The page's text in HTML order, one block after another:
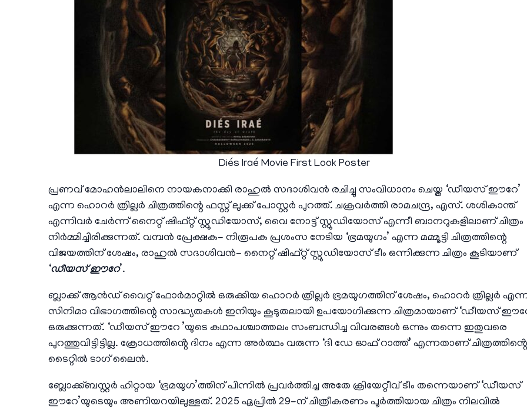
Diés Iraé Movie First Look Poster
പ്രണവ് മോഹൻലാലിനെ നായകനാക്കി രാഹുൽ സദാശിവൻ രചിച്ചു സംവിധാനം ചെയ്ത ‘ഡീയസ് ഈറേ’
എന്ന ഹൊറർ ത്രില്ലർ ചിത്രത്തിന്റെ ഫസ്റ്റ് ലുക്ക് പോസ്റ്റർ പുറത്ത്. ചക്രവർത്തി രാമചന്ദ്ര, എസ്. ശശികാന്ത്
എന്നിവർ ചേർന്ന് നൈറ്റ് ഷിഫ്റ്റ് സ്റ്റുഡിയോസ്, വൈ നോട്ട് സ്റ്റുഡിയോസ് എന്നീ ബാനറുകളിലാണ് ചിത്രം
നിർമ്മിച്ചിരിക്കുന്നത്. വമ്പൻ പ്രേക്ഷക- നിരൂപക പ്രശംസ നേടിയ ‘ഭ്രമയുഗം’ എന്ന മമ്മൂട്ടി ചിത്രത്തിന്റെ
വിജയത്തിന് ശേഷം, രാഹുൽ സദാശിവൻ- നൈറ്റ് ഷിഫ്റ്റ് സ്റ്റുഡിയോസ് ടീം ഒന്നിക്കുന്ന ചിത്രം കൂടിയാണ്
‘ഡീയസ് ഈറേ’.
ബ്ലാക്ക് ആൻഡ് വൈറ്റ് ഫോർമാറ്റിൽ ഒരുക്കിയ ഹൊറർ ത്രില്ലർ ഭ്രമയുഗത്തിന് ശേഷം, ഹൊറർ ത്രില്ലർ
സിനിമാ വിഭാഗത്തിന്റെ സാദ്ധ്യതകൾ ഇനിയും കൂടുതലായി ഉപയോഗിക്കുന്ന ചിത്രമായാണ് ‘ഡീയസ്
ഒരുക്കുന്നത്. ‘ഡീയസ് ഈറേ ’യുടെ കഥാപശ്ചാത്തലം സംബന്ധിച്ച വിവരങ്ങൾ ഒന്നും തന്നെ ഇതുവരെ
പുറത്തുവിട്ടിട്ടില്ല. ക്രോധത്തിൻ്റെ ദിനം എന്ന അർത്ഥം വരുന്ന ‘ദി ഡേ ഓഫ് റാത്ത്’ എന്നതാണ് ചിത്രത്തിൻ്റെ
ടൈറ്റിൽ ടാഗ് ലൈൻ.
ബ്ലോക്ക്ബസ്റ്റർ ഹിറ്റായ ‘ഭ്രമയുഗ’ത്തിന് പിന്നിൽ പ്രവർത്തിച്ച അതേ ക്രിയേറ്റീവ് ടീം തന്നെയാണ് ‘ഡീയസ്
ഈറേ’യുടെയും അണിയറയിലുള്ളത്. 2025 ഏപ്രിൽ 29-ന് ചിത്രീകരണം പൂർത്തിയായ ചിത്രം നിലവിൽ